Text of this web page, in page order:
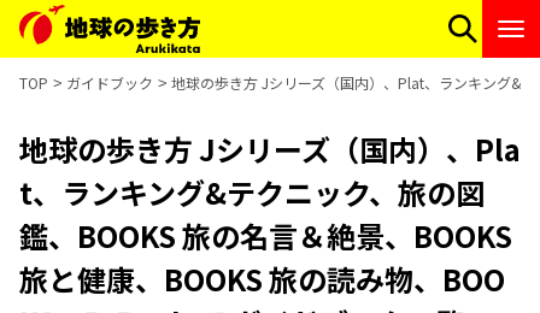
TOP ガイドブック 地球の歩き方 Jシリーズ（国内）、Plat、ランキング&
地球の歩き方 Jシリーズ（国内）、Pla
t、ランキング&テクニック、旅の図
鑑、BOOKS 旅の名言＆絶景、BOOKS
旅と健康、BOOKS 旅の読み物、BOO